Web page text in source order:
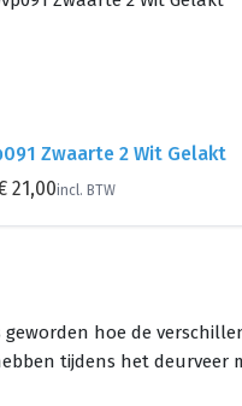
Zwaarte 2 Wit Gelakt
21,00incl. BTW
hoe de
tijdens het deurveer